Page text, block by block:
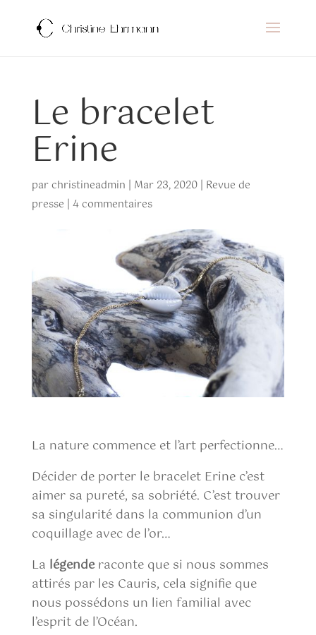
Le bracelet
Erine
parchristineadmin | Mar 23, 2020| Revue de
presse | 4 commentaires
La nature commence et l’art perfectionne…
Décider de porter le bracelet Erine c’est
aimer sa pureté, sa sobriété. C’est trouver
sa singularité dans la communion d’un
coquillage avec de l’or…
La légenderaconte que si nous sommes
attirés par les Cauris, cela signifie que
nous possédons un lien familial avec
l’esprit de l’Océan.